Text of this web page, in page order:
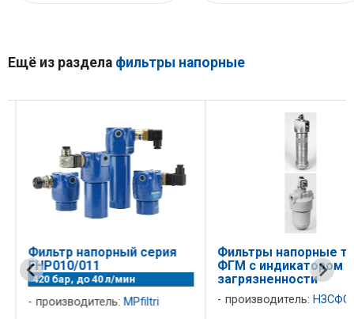
Ещё из раздела фильтры напорные
Фильтр напорный серия
FHP010/011
420 бар, до 40 л/мин
производитель: MPfiltri
Фильтры напорные
ФГМ с индикатором
загрязненности
производитель: НЗСФО